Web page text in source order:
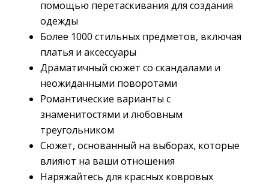
помощью перетаскивания для создания
одежды
Более 1000 стильных предметов, включая
платья и аксессуары
Драматичный сюжет со скандалами и
неожиданными поворотами
Романтические варианты с
знаменитостями и любовным
треугольником
Сюжет, основанный на выборах, которые
влияют на ваши отношения
Наряжайтесь для красных ковровых